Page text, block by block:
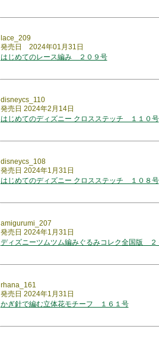
lace_209
発売日 2024年01月31日
はじめてのレース編み ２０９号
disneycs_110
発売日 2024年2月14日
はじめてのディズニー クロスステッチ １１０号
disneycs_108
発売日 2024年1月31日
はじめてのディズニー クロスステッチ １０８号
amigurumi_207
発売日 2024年1月31日
ディズニーツムツム編みぐるみコレク全国版 ２
rhana_161
発売日 2024年1月31日
かぎ針で編む立体花モチーフ １６１号